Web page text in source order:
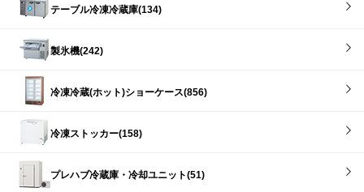
テーブル冷凍冷蔵庫(134)
製氷機(242)
冷凍冷蔵(ホット)ショーケース(856)
冷凍ストッカー(158)
プレハブ冷蔵庫・冷却ユニット(51)